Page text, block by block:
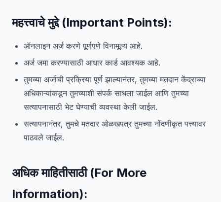
महत्त्वाचे मुद्दे (Important Points):
ऑनलाइन अर्ज करणे पूर्णपणे विनामूल्य आहे.
अर्ज जमा करण्यासाठी आधार कार्ड आवश्यक आहे.
तुमच्या अर्जाची प्रक्रिया पूर्ण झाल्यानंतर, तुमच्या मतदान केंद्राच्या
अधिकाऱ्यांकडून तुमच्याशी संपर्क साधला जाईल आणि तुमच्या
सत्यापनासाठी भेट घेण्याची व्यवस्था केली जाईल.
सत्यापनानंतर, तुमचे मतदार ओळखपत्र तुमच्या नोंदणीकृत पत्त्यावर
पाठवले जाईल.
अधिक माहितीसाठी (For More
Information):